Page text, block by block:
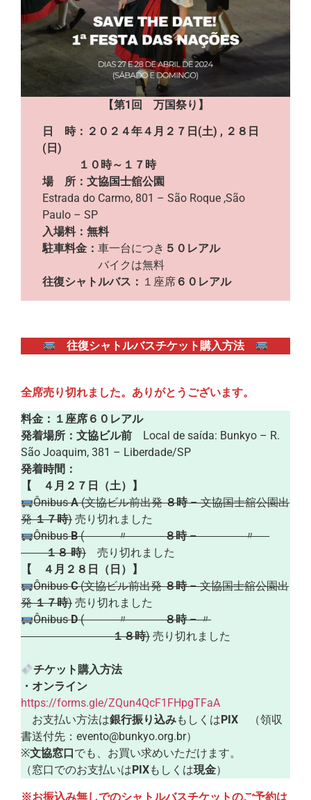
【第1回 万国祭り】
日 時：２０２４年４月２７日(土) , ２８日
(日)
１０時～１７時
場 所：文協国士舘公園
Estrada do Carmo, 801 – São Roque ,São
Paulo – SP
入場料：無料
駐車料金：車一台につき ５０レアル
バイクは無料
往復シャトルバス： １座席 ６０レアル
往復シャトルバスチケット購入方法
全席売り切れました。ありがとうございます。
料金：１座席６０レアル
発着場所：文協ビル前 Local de saída: Bunkyo – R.
São Joaquim, 381 – Liberdade/SP
発着時間：
【 ４月２７日（土）】
ÔnibusA(文協ビル前出発８時– 文協国士舘公園出
発１７時) 売り切れました
ÔnibusB( 〃８時– 〃
１８ 時) 売り切れました
【 ４月２８日（日）】
ÔnibusC(文協ビル前出発８時– 文協国士舘公園出
発１７時) 売り切れました
ÔnibusD( 〃８時– 〃
１８時) 売り切れました
チケット購入方法
・オンライン
https://forms.gle/ZQun4QcF1FHpgTFaA
お支払い方法は銀行振り込みもしくは PIX （領収
書送付先：evento@bunkyo.org.br）
※文協窓口 でも、お買い求めいただけます。
（窓口でのお支払いは PIXもしくは現金）
※お振込み無しでのシャトルバスチケットのご予約は